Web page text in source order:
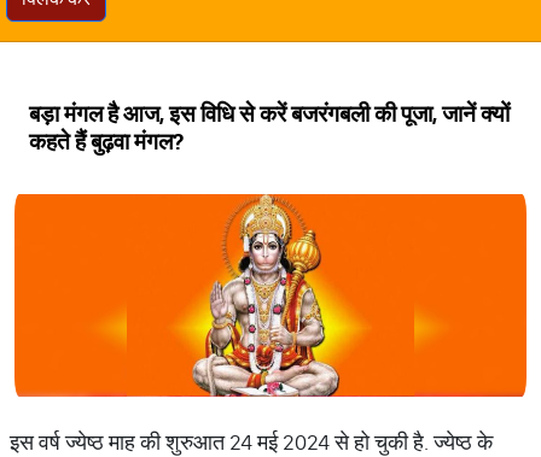
बड़ा मंगल है आज, इस विधि से करें बजरंगबली की पूजा, जानें क्यों
कहते हैं बुढ़वा मंगल?
इस वर्ष ज्येष्ठ माह की शुरुआत 24 मई 2024 से हो चुकी है. ज्येष्ठ के